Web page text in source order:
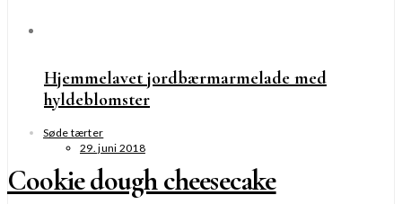
Hjemmelavet jordbærmarmelade med
hyldeblomster
29. juni 2018
Søde tærter
Cookie dough cheesecake